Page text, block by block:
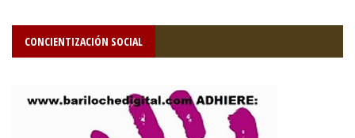
CONCIENTIZACIÓN SOCIAL